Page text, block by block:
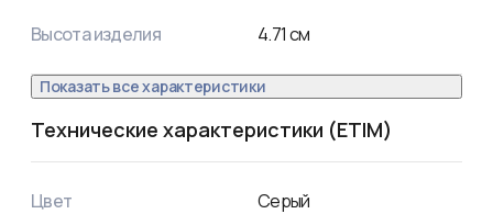
Высота изделия 4.71см
Показать все характеристики
Технические характеристики (ETIM)
Цвет Серый